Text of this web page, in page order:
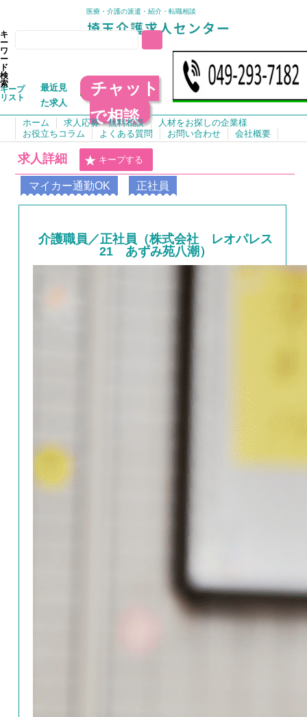
医療・介護の派遣・紹介・転職相談
キ
ー
ワ
ー
ド
検
索
キープ
リスト
最近見
た求人
チャット
で相談
ホーム 求人応募・無料相談
人材をお探しの企業様
お役立ちコラム
よくある質問 お問い合わせ 会社概要
求人詳細 キープする
マイカー通勤OK 正社員
介護職員／正社員（株式会社 レオパレス
21 あずみ苑八潮）